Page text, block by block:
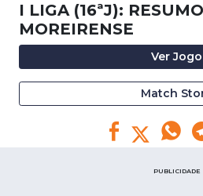
I LIGA (16ªJ):
MOREIRENSE
Ver Jogo
Match
PUBLICIDADE